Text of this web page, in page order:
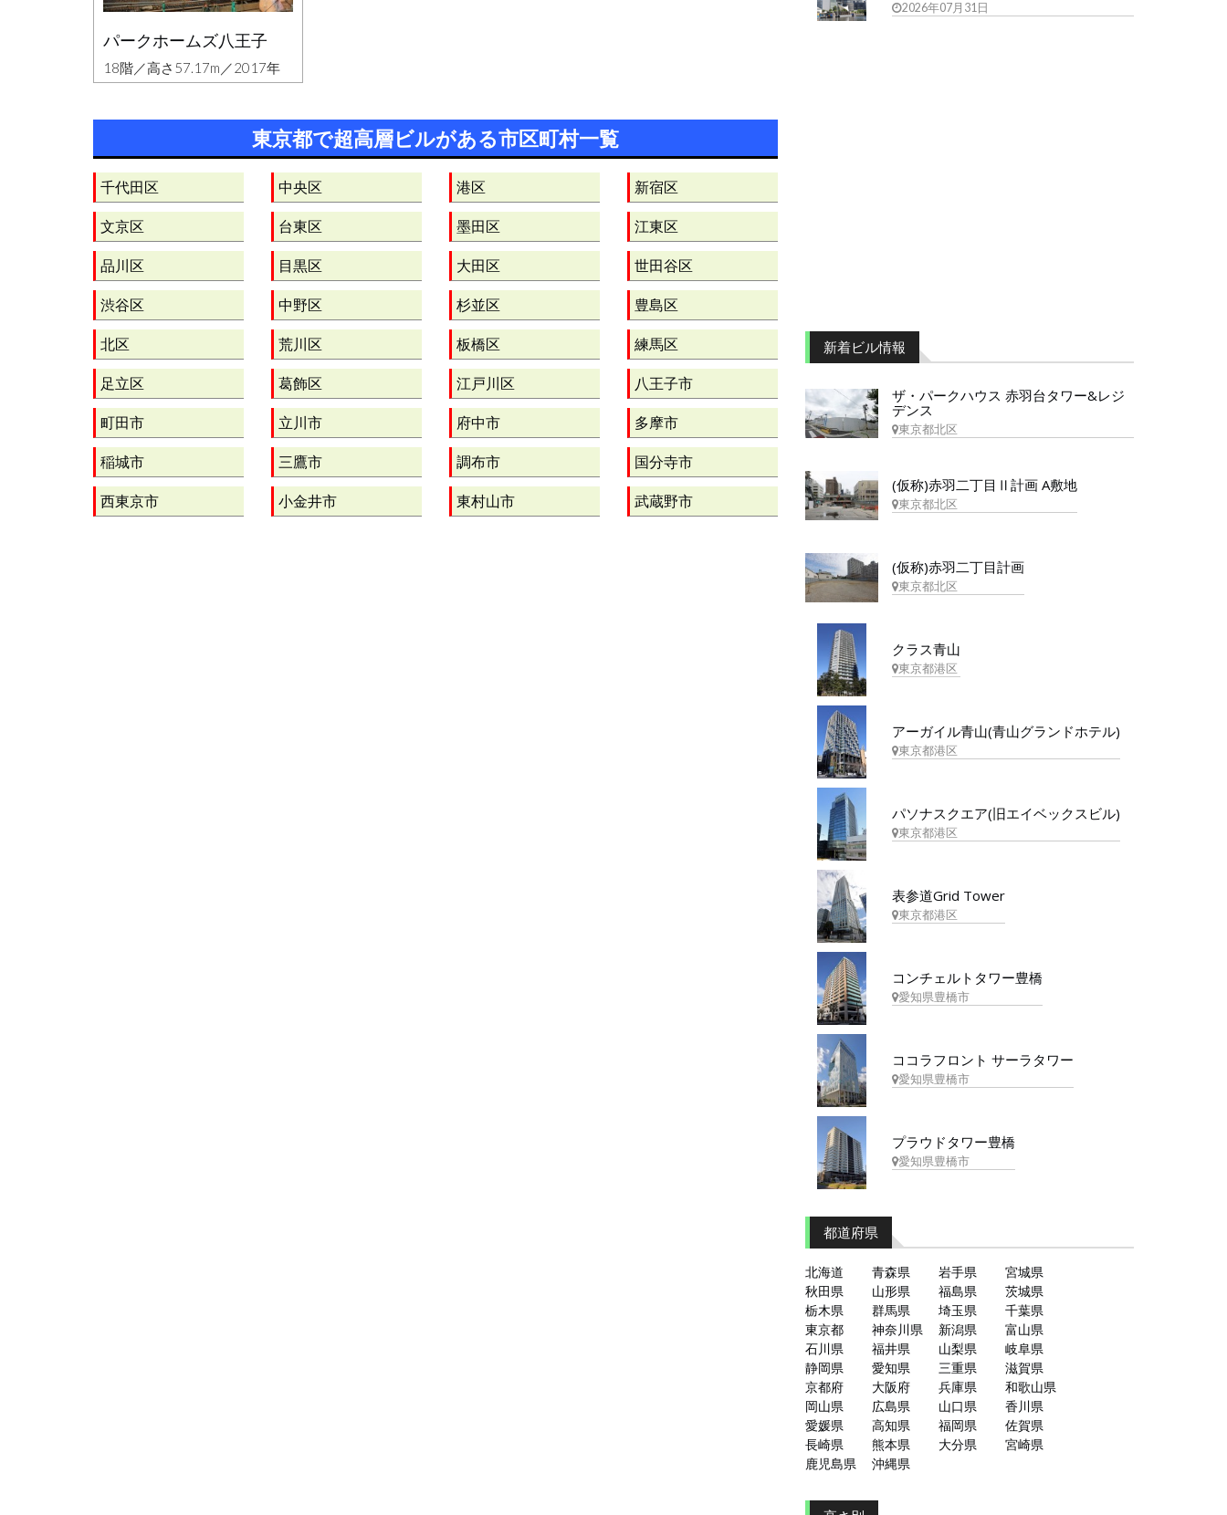
パークホームズ八王子
18階／高さ57.17m／2017年
東京都で超高層ビルがある市区町村一覧
千代田区 中央区 港区 新宿区
文京区 台東区 墨田区 江東区
品川区 目黒区 大田区 世田谷区
渋谷区 中野区 杉並区 豊島区
北区 荒川区 板橋区 練馬区
足立区 葛飾区 江戸川区 八王子市
町田市 立川市 府中市 多摩市
稲城市 三鷹市 調布市 国分寺市
西東京市 小金井市 東村山市 武蔵野市
2026年07月31日
新着ビル情報
ザ・パークハウス 赤羽台タワー&レジ
デンス
東京都北区
(仮称)赤羽二丁目Ⅱ計画 A敷地
東京都北区
(仮称)赤羽二丁目計画
東京都北区
クラス青山
東京都港区
アーガイル青山(青山グランドホテル)
東京都港区
パソナスクエア(旧エイベックスビル)
東京都港区
表参道Grid Tower
東京都港区
コンチェルトタワー豊橋
愛知県豊橋市
ココラフロント サーラタワー
愛知県豊橋市
プラウドタワー豊橋
愛知県豊橋市
都道府県
北海道 青森県 岩手県
宮城県
秋田県
山形県 福島県
茨城県
栃木県
群馬県 埼玉県
千葉県
東京都
神奈川県 新潟県
富山県
石川県
福井県 山梨県
岐阜県
静岡県
愛知県 三重県
滋賀県
京都府
大阪府 兵庫県
和歌山県
岡山県
広島県 山口県
香川県
愛媛県
高知県 福岡県
佐賀県
長崎県
熊本県 大分県
宮崎県
鹿児島県
沖縄県